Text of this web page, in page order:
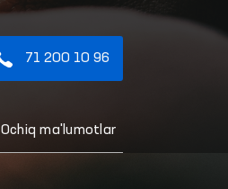
71 200 10 96
Ochiq ma'lumotlar